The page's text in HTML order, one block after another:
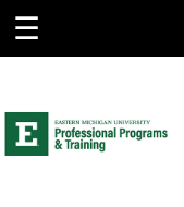
☰